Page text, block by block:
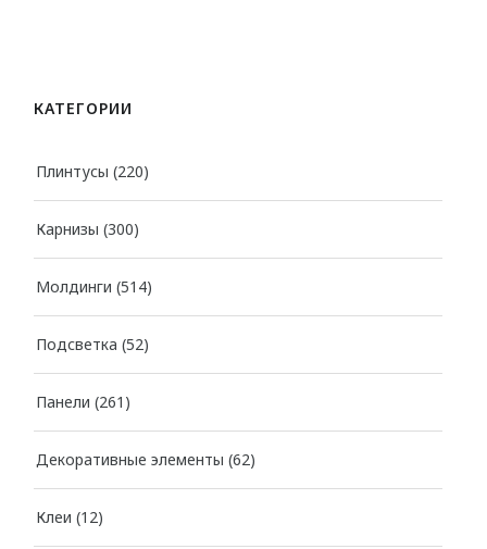
Розетки для люстр
Элементы
КЛЕИ
Шпатлёвка
Swiss Lake
Charmant
MILQ
КАТЕГОРИИ
Плинтусы (220)
Карнизы (300)
Молдинги (514)
Подсветка (52)
Панели (261)
Декоративные элементы (62)
Клеи (12)